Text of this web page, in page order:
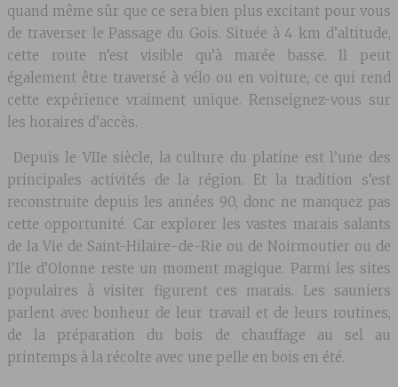
quand même sûr que ce sera bien plus excitant pour vous
de traverser le Passage du Gois. Située à 4 km d’altitude,
cette route n’est visible qu’à marée basse. Il peut
également être traversé à vélo ou en voiture, ce qui rend
cette expérience vraiment unique. Renseignez-vous sur
les horaires d’accès.
Depuis le VIIe siècle, la culture du platine est l’une des
principales activités de la région. Et la tradition s’est
reconstruite depuis les années 90, donc ne manquez pas
cette opportunité. Car explorer les vastes marais salants
de la Vie de Saint-Hilaire-de-Rie ou de Noirmoutier ou de
l’Ile d’Olonne reste un moment magique. Parmi les sites
populaires à visiter figurent ces marais. Les sauniers
parlent avec bonheur de leur travail et de leurs routines,
de la préparation du bois de chauffage au sel au
printemps à la récolte avec une pelle en bois en été.